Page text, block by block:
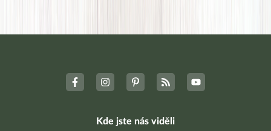
Kde jste nás viděli